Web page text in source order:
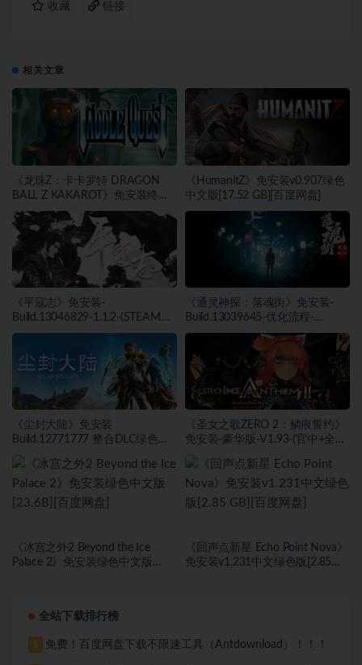
收藏 链接
相关文章
《龙珠Z：卡卡罗特 DRAGON
BALL Z KAKAROT》免安装终极
版v2.02绿色中文版[46.97 GB][百
度网盘]
《HumanitZ》免安装v0.907绿色
中文版[17.52 GB][百度网盘]
《平寇志》免安装-
Build.13046829-1.1.2-(STEAM官
中)-支持手柄绿色中文版[13.06
《通灵神探：落魂街》免安装-
Build.13039645-优化流程-
(STEAM官中)绿色中文版[6.03
GB][百度网盘]
《尘封大陆》免安装
Build.12771777 整合DLC绿色中
《圣女之歌ZERO 2：鳞痕誓约》
免安装-豪华版-V1.93-(官中+全
文版[15.75 GB][百度网盘]
《冰宫之外2 Beyond the Ice
Palace 2》免安装绿色中文版
《回声点新星 Echo Point Nova》
免安装v1.231中文绿色版[2.85
全站下载排行榜
1 免费！百度网盘下载不限速工具（Antdownload）！！！